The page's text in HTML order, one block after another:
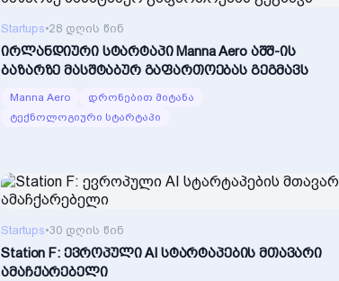
Startups•28 დღის წინ
ირლანდიური სტარტაპი Manna Aero აშშ-ის
ბაზარზე მასშტაბურ გაფართოებას გეგმავს
Manna Aero
დრონებით მიტანა
ტექნოლოგიური სტარტაპი
Startups•30 დღის წინ
Station F: ევროპული AI სტარტაპების მთავარი
ამაჩქარებელი